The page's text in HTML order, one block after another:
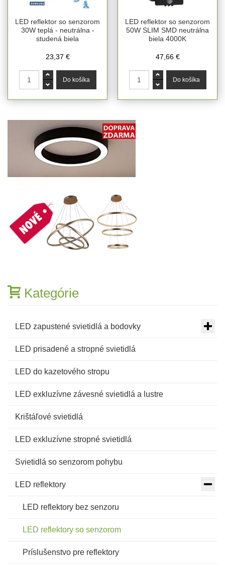
LED reflektor so senzorom
30W teplá - neutrálna -
studená biela
23,37 €
LED reflektor so senzorom
50W SLIM SMD neutrálna
biela 4000K
47,66 €
Kategórie
LED zapustené svietidlá a bodovky
LED prisadené a stropné svietidlá
LED do kazetového stropu
LED exkluzívne závesné svietidlá a lustre
Krištáľové svietidlá
LED exkluzívne stropné svietidlá
Svietidlá so senzorom pohybu
LED reflektory
LED reflektory bez senzoru
LED reflektory so senzorom
Príslušenstvo pre reflektory